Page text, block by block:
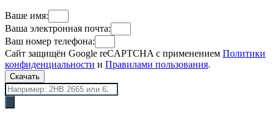
Ваше имя:
Ваша электронная почта:
Ваш номер телефона:
Сайт защищён Google reCAPTCHA с применением Политики
конфиденциальности и Правилами пользования.
Скачать
Поиск
товаров